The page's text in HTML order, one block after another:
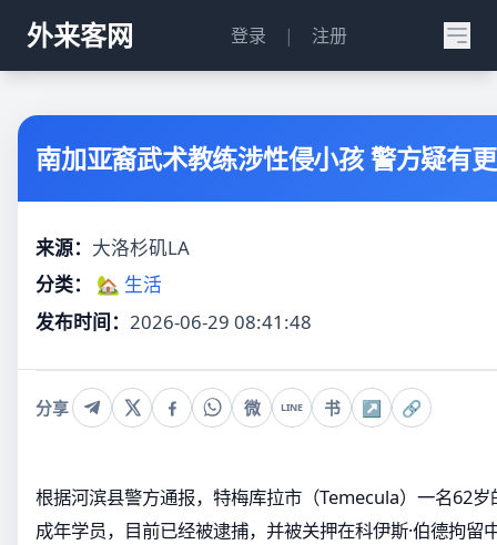
外来客网 登录 | 注册
南加亚裔武术教练涉性侵小孩 警方疑有
来源： 大洛杉矶LA
分类：
🏡 生活
发布时间： 2026-06-29 08:41:48
分享 微 LINE 书 ↗ 🔗
根据河滨县警方通报，特梅库拉市（Temecula）一名62
成年学员，目前已经被逮捕，并被关押在科伊斯·伯德拘留